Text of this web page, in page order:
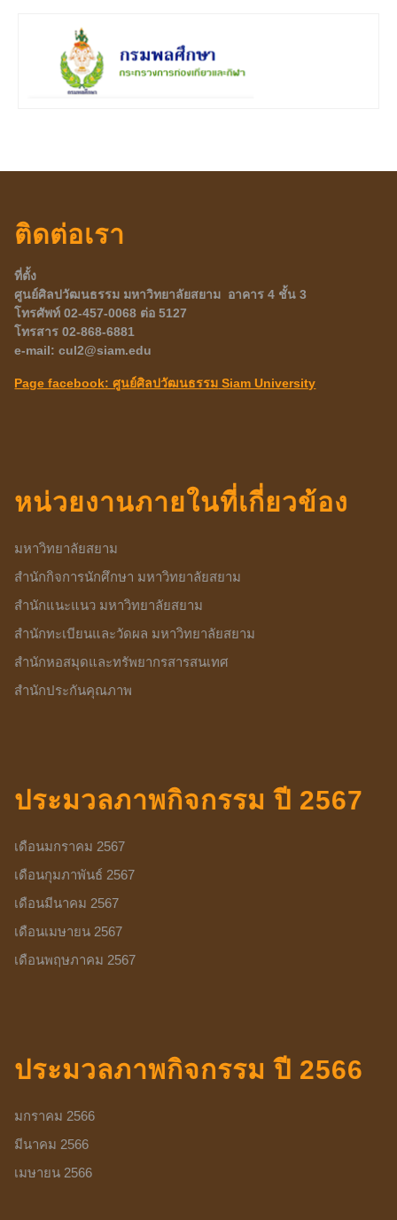
ติดต่อเรา
ที่ตั้ง
ศูนย์ศิลปวัฒนธรรม มหาวิทยาลัยสยาม อาคาร 4 ชั้น 3
โทรศัพท์ 02-457-0068 ต่อ 5127
โทรสาร 02-868-6881
e-mail: cul2@siam.edu
Page facebook: ศูนย์ศิลปวัฒนธรรม Siam University
หน่วยงานภายในที่เกี่ยวข้อง
มหาวิทยาลัยสยาม
สำนักกิจการนักศึกษา มหาวิทยาลัยสยาม
สำนักแนะแนว มหาวิทยาลัยสยาม
สำนักทะเบียนและวัดผล มหาวิทยาลัยสยาม
สำนักหอสมุดและทรัพยากรสารสนเทศ
สำนักประกันคุณภาพ
ประมวลภาพกิจกรรม ปี 2567
เดือนมกราคม 2567
เดือนกุมภาพันธ์ 2567
เดือนมีนาคม 2567
เดือนเมษายน 2567
เดือนพฤษภาคม 2567
ประมวลภาพกิจกรรม ปี 2566
มกราคม 2566
มีนาคม 2566
เมษายน 2566